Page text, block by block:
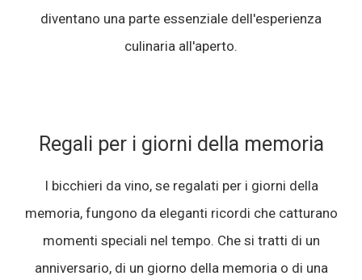
diventano una parte essenziale dell'esperienza
culinaria all'aperto.
Regali per i giorni della memoria
I bicchieri da vino, se regalati per i giorni della
memoria, fungono da eleganti ricordi che catturano
momenti speciali nel tempo. Che si tratti di un
anniversario, di un giorno della memoria o di una